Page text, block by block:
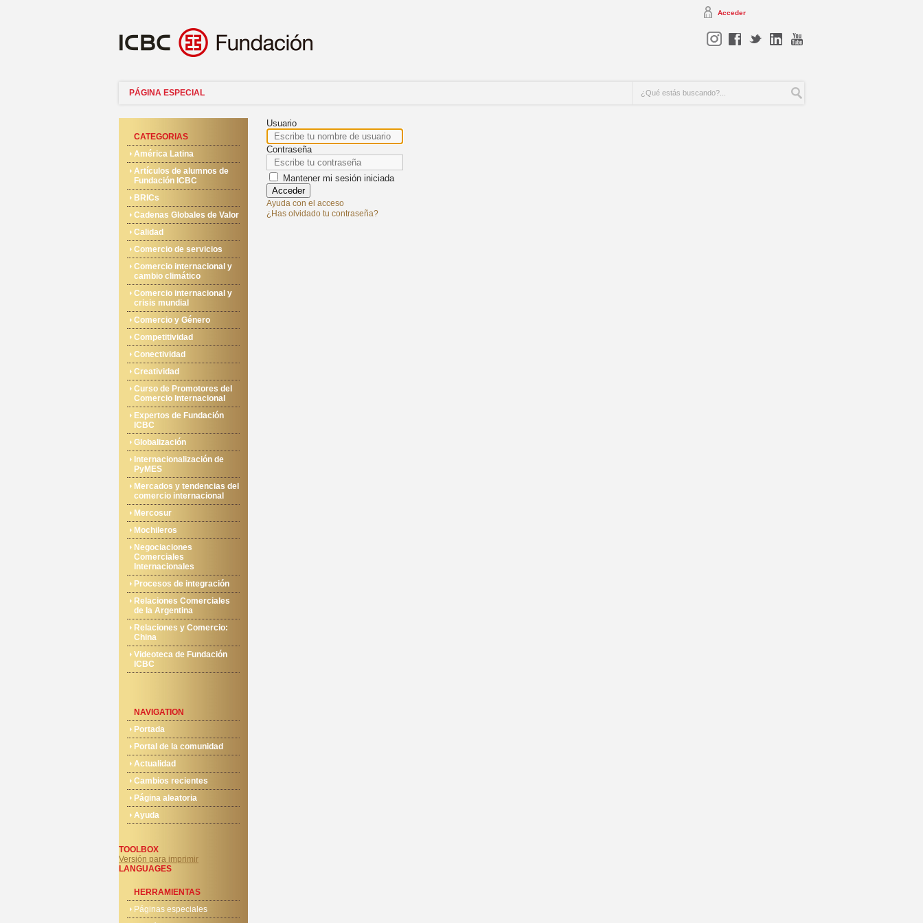
Acceder
PÁGINA ESPECIAL
CATEGORIAS
América Latina
Artículos de alumnos de
Fundación ICBC
BRICs
Cadenas Globales de Valor
Calidad
Comercio de servicios
Comercio internacional y
cambio climático
Comercio internacional y
crisis mundial
Comercio y Género
Competitividad
Conectividad
Creatividad
Curso de Promotores del
Comercio Internacional
Expertos de Fundación
ICBC
Globalización
Internacionalización de
PyMES
Mercados y tendencias del
comercio internacional
Mercosur
Mochileros
Negociaciones
Comerciales
Internacionales
Procesos de integración
Relaciones Comerciales
de la Argentina
Relaciones y Comercio:
China
Videoteca de Fundación
ICBC
NAVIGATION
Portada
Portal de la comunidad
Actualidad
Cambios recientes
Página aleatoria
Ayuda
TOOLBOX
Versión para imprimir
LANGUAGES
HERRAMIENTAS
Páginas especiales
Usuario
Contraseña
Mantener mi sesión iniciada
Acceder
Ayuda con el acceso
¿Has olvidado tu contraseña?